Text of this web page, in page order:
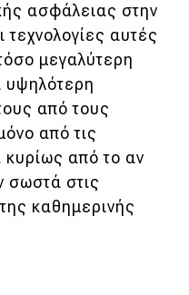
ασφάλειας στην
αυτές
μεγαλύτερη
υψηλότερη
από τους
από τις
κυρίως από το αν
σωστά στις
καθημερινής